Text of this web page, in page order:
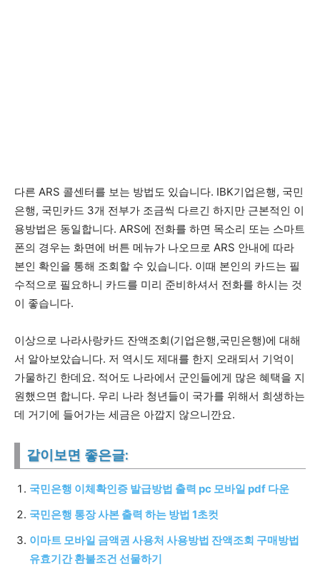
다른 ARS 콜센터를 보는 방법도 있습니다. IBK기업은행, 국민
은행, 국민카드 3개 전부가 조금씩 다르긴 하지만 근본적인 이
용방법은 동일합니다. ARS에 전화를 하면 목소리 또는 스마트
폰의 경우는 화면에 버튼 메뉴가 나오므로 ARS 안내에 따라
본인 확인을 통해 조회할 수 있습니다. 이때 본인의 카드는 필
수적으로 필요하니 카드를 미리 준비하셔서 전화를 하시는 것
이 좋습니다.
이상으로 나라사랑카드 잔액조회(기업은행,국민은행)에 대해
서 알아보았습니다. 저 역시도 제대를 한지 오래되서 기억이
가물하긴 한데요. 적어도 나라에서 군인들에게 많은 혜택을 지
원했으면 합니다. 우리 나라 청년들이 국가를 위해서 희생하는
데 거기에 들어가는 세금은 아깝지 않으니깐요.
같이보면 좋은글:
국민은행 이체확인증 발급방법 출력 pc 모바일 pdf 다운
국민은행 통장 사본 출력 하는 방법 1초컷
이마트 모바일 금액권 사용처 사용방법 잔액조회 구매방법
유효기간 환불조건 선물하기